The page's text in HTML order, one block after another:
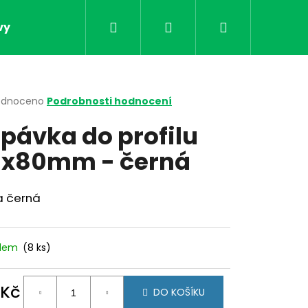
Obchodní podmínky Kontakt
Přihlášení
Podrobnosti hodnocení
do profilu
- černá
černá
(8 ks)
DO KOŠÍKU
Následující